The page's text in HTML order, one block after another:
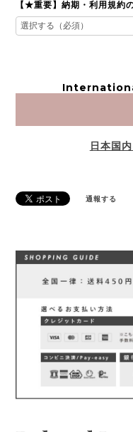
【★重要】納期・利用規約
日本国
通報する